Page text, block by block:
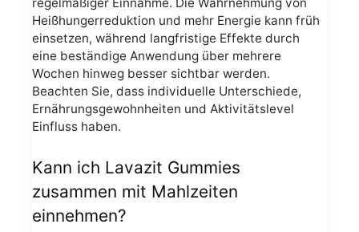
Heißhungerreduktion und mehr Energie kann früh
einsetzen, während langfristige Effekte durch
eine beständige Anwendung über mehrere
Wochen hinweg besser sichtbar werden.
Beachten Sie, dass individuelle Unterschiede,
Ernährungsgewohnheiten und Aktivitätslevel
Einfluss haben.
Kann ich Lavazit Gummies
zusammen mit Mahlzeiten
einnehmen?